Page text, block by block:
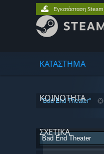
ΚΑΤΑΣΤΗΜΑ
ΚΟΙΝΟΤΗΤΑ
ΣΧΕΤΙΚΆ
Εγκατάσταση Steam
"Bad End Theater"